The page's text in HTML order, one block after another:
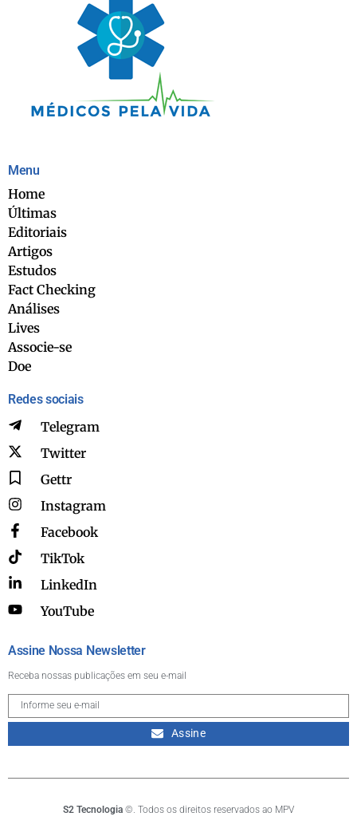
Menu
Home
Últimas
Editoriais
Artigos
Estudos
Fact Checking
Análises
Lives
Associe-se
Doe
Redes sociais
Telegram
Twitter
Gettr
Instagram
Facebook
TikTok
LinkedIn
YouTube
Assine Nossa Newsletter
Receba nossas publicações em seu e-mail
Assine
S2 Tecnologia ©. Todos os direitos reservados ao MPV